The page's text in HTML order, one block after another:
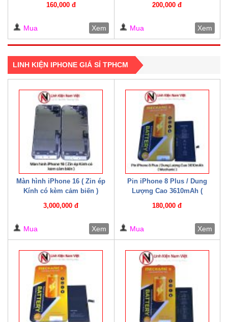
160,000 đ
Mua Xem
200,000 đ
Mua Xem
LINH KIỆN IPHONE GIÁ SỈ TPHCM
Màn hình iPhone 16 ( Zin ép
Kính có kèm cảm biến )
3,000,000 đ
Mua Xem
Pin iPhone 8 Plus / Dung
Lượng Cao 3610mAh (
180,000 đ
Mua Xem